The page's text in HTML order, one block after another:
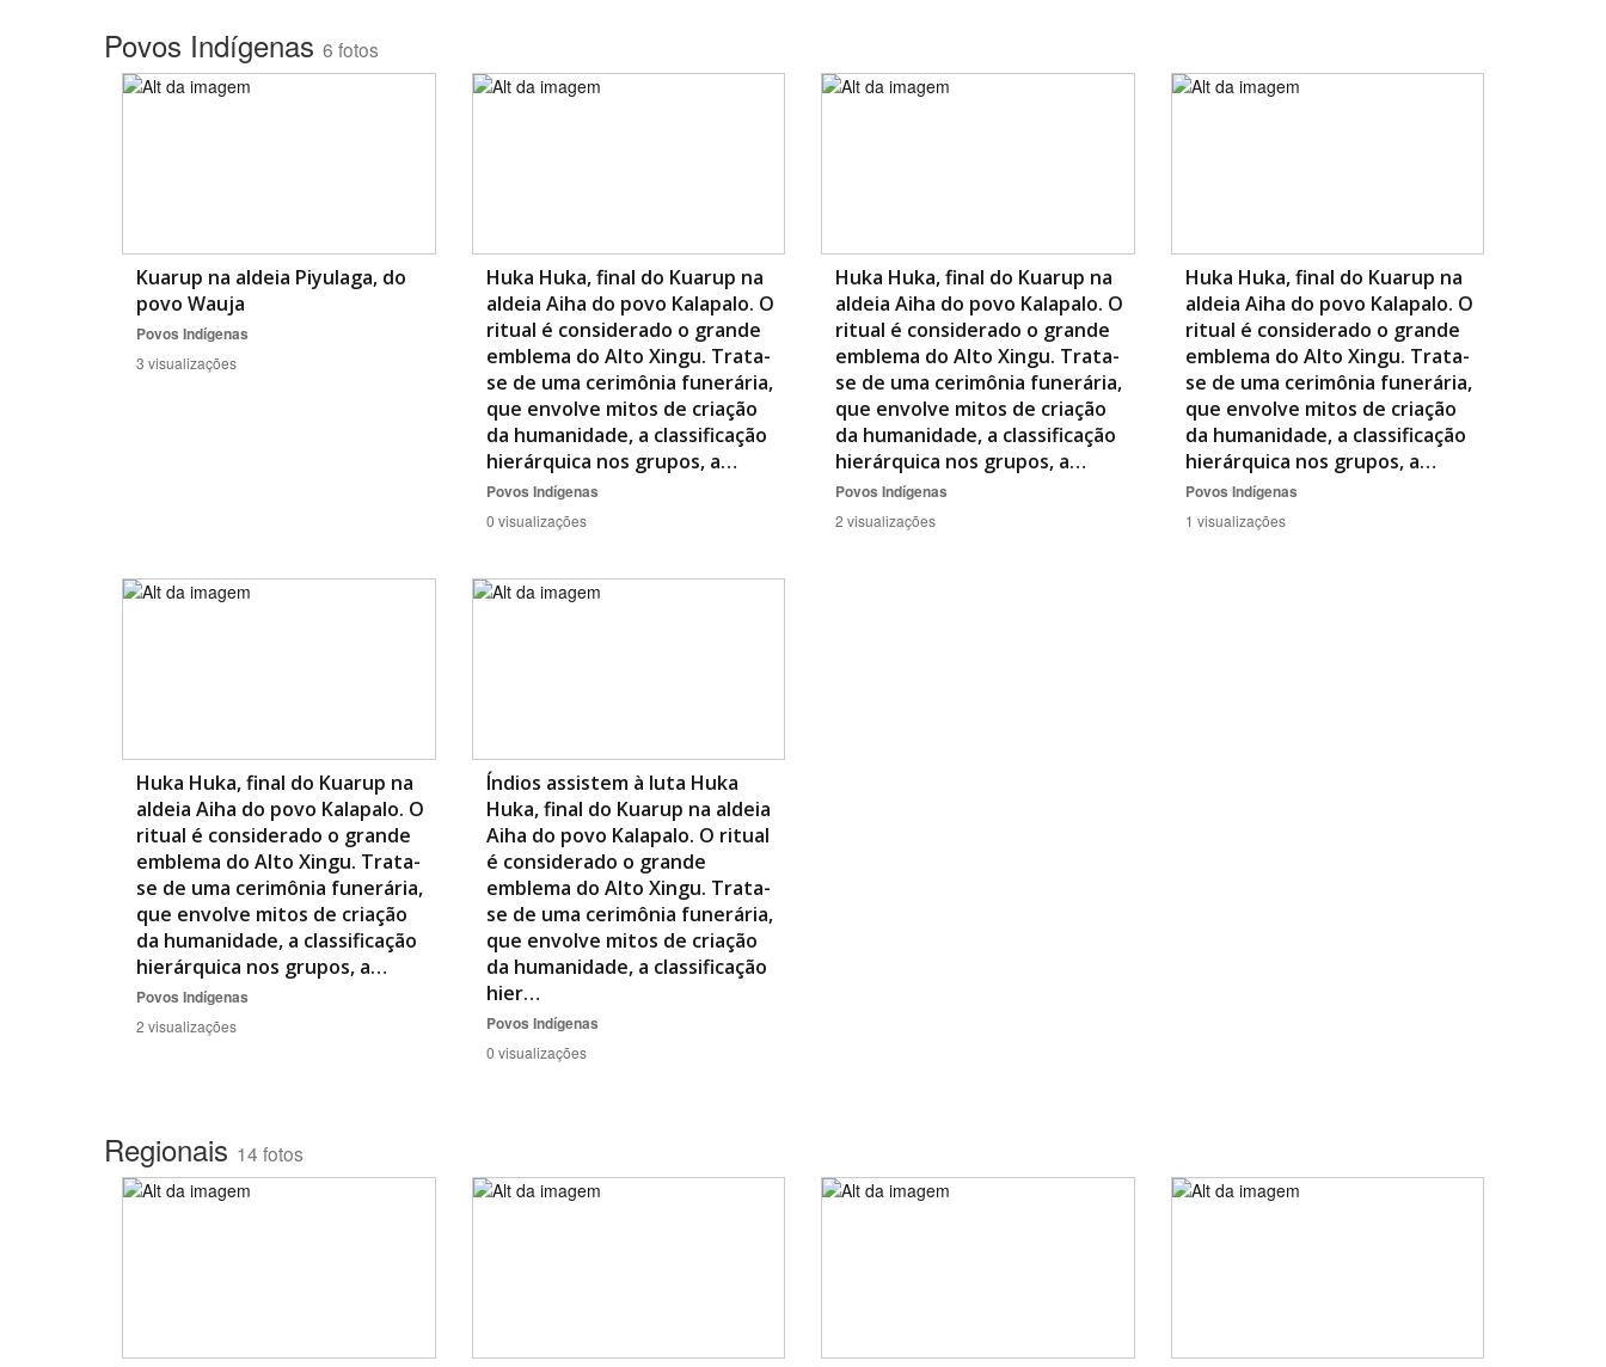
BUSCAR
Povos Indígenas 6 fotos
Kuarup na aldeia Piyulaga, do
povo Wauja
Povos Indígenas
3 visualizações
Huka Huka, final do Kuarup na
aldeia Aiha do povo Kalapalo. O
ritual é considerado o grande
emblema do Alto Xingu. Trata-
se de uma cerimônia funerária,
que envolve mitos de criação
da humanidade, a classificação
hierárquica nos grupos, a…
Povos Indígenas
0 visualizações
Huka Huka, final do Kuarup na
aldeia Aiha do povo Kalapalo. O
ritual é considerado o grande
emblema do Alto Xingu. Trata-
se de uma cerimônia funerária,
que envolve mitos de criação
da humanidade, a classificação
hierárquica nos grupos, a…
Povos Indígenas
2 visualizações
Huka Huka, final do Kuarup na
aldeia Aiha do povo Kalapalo. O
ritual é considerado o grande
emblema do Alto Xingu. Trata-
se de uma cerimônia funerária,
que envolve mitos de criação
da humanidade, a classificação
hierárquica nos grupos, a…
Povos Indígenas
1 visualizações
Huka Huka, final do Kuarup na
aldeia Aiha do povo Kalapalo. O
ritual é considerado o grande
emblema do Alto Xingu. Trata-
se de uma cerimônia funerária,
que envolve mitos de criação
da humanidade, a classificação
hierárquica nos grupos, a…
Povos Indígenas
2 visualizações
Índios assistem à luta Huka
Huka, final do Kuarup na aldeia
Aiha do povo Kalapalo. O ritual
é considerado o grande
emblema do Alto Xingu. Trata-
se de uma cerimônia funerária,
que envolve mitos de criação
da humanidade, a classificação
hier…
Povos Indígenas
0 visualizações
Regionais 14 fotos